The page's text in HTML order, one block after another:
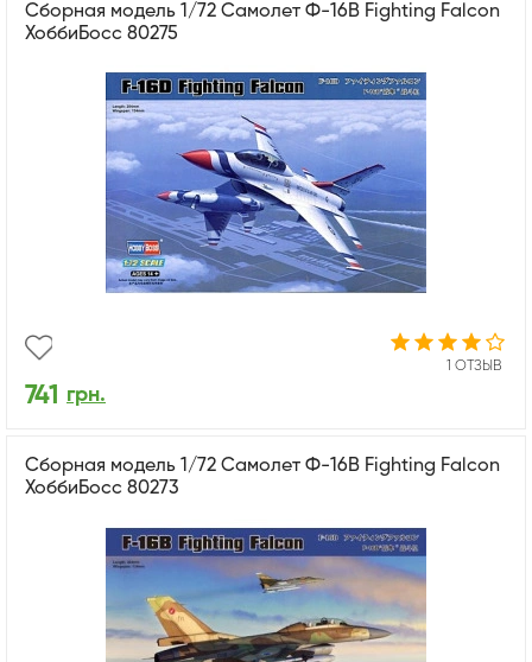
Сборная модель 1/72 Самолет Ф-16B Fighting Falcon
ХоббиБосс 80275
1 ОТЗЫВ
741 грн.
Сборная модель 1/72 Самолет Ф-16B Fighting Falcon
ХоббиБосс 80273